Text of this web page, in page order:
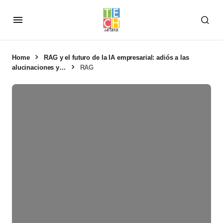
Home
RAG y el futuro de la IA empresarial: adiós a las
alucinaciones y…
RAG